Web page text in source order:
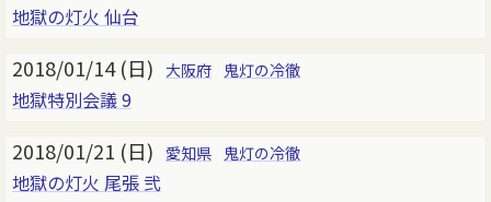
地獄の灯火 仙台
2018/01/14 (日) 大阪府 鬼灯の冷徹
地獄特別会議 9
2018/01/21 (日) 愛知県 鬼灯の冷徹
地獄の灯火 尾張 弐